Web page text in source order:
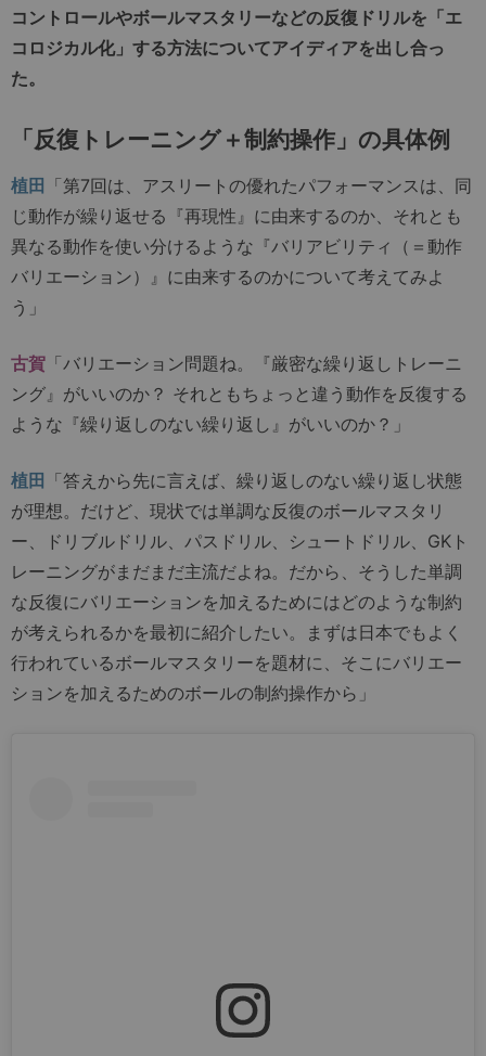
コントロールやボールマスタリーなどの反復ドリルを「エ
コロジカル化」する方法についてアイディアを出し合っ
た。
「反復トレーニング＋制約操作」の具体例
植田 「第7回は、アスリートの優れたパフォーマンスは、同
じ動作が繰り返せる『再現性』に由来するのか、それとも
異なる動作を使い分けるような『バリアビリティ（＝動作
バリエーション）』に由来するのかについて考えてみよ
う」
古賀 「バリエーション問題ね。『厳密な繰り返しトレーニ
ング』がいいのか？ それともちょっと違う動作を反復する
ような『繰り返しのない繰り返し』がいいのか？」
植田 「答えから先に言えば、繰り返しのない繰り返し状態
が理想。だけど、現状では単調な反復のボールマスタリ
ー、ドリブルドリル、パスドリル、シュートドリル、GKト
レーニングがまだまだ主流だよね。だから、そうした単調
な反復にバリエーションを加えるためにはどのような制約
が考えられるかを最初に紹介したい。まずは日本でもよく
行われているボールマスタリーを題材に、そこにバリエー
ションを加えるためのボールの制約操作から」